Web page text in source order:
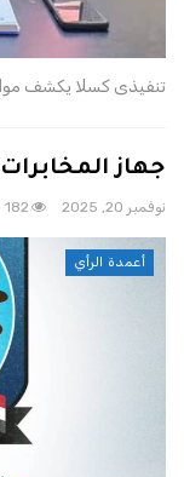
تنفيذى كسلا يكشف
جهاز
نوفمبر 20, 2025 182
أعمدة الرأي